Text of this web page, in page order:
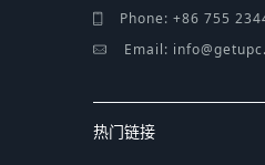
Phone: +86 755
Email:
热门链接